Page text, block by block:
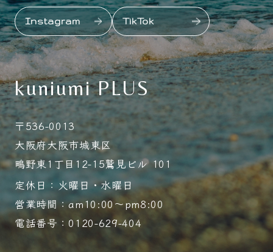
Instagram TikTok
kuniumi PLUS
〒536-0013
大阪府大阪市城東区
鴫野東1丁目12-15鷲見ビル 101
定休日：火曜日・水曜日
営業時間：am10:00～pm8:00
電話番号：0120-629-404